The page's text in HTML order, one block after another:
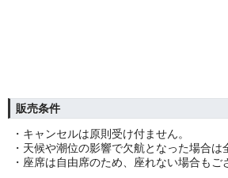
販売条件
・キャンセルは原則受け付ません。
・天候や潮位の影響で欠航となった場合は
・座席は自由席のため、座れない場合もご